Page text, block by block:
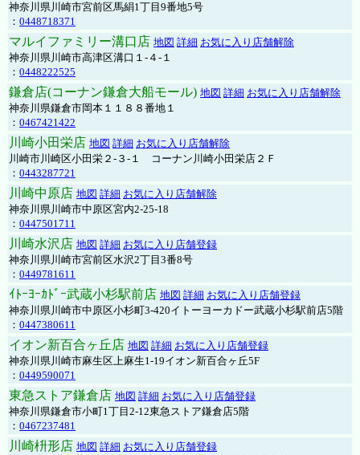
神奈川県川崎市宮前区馬絹1丁目9番地5号
： 0448718371
マルイファミリー溝口店 地図 詳細 お気に入り店舗解除
神奈川県川崎市高津区溝口１-４-１
： 0448222525
鎌倉店(コーナン鎌倉大船モール) 地図 詳細 お気に入り店舗解除
神奈川県鎌倉市岡本１１８８番地１
： 0467421422
川崎小田栄店 地図 詳細 お気に入り店舗解除
川崎市川崎区小田栄２‐３‐１ コーナン川崎小田栄店２Ｆ
： 0443287721
川崎中原店 地図 詳細 お気に入り店舗解除
神奈川県川崎市中原区宮内2-25-18
： 0447501711
川崎水沢店 地図 詳細 お気に入り店舗登録
神奈川県川崎市宮前区水沢2丁目3番8号
： 0449781611
ｲﾄｰﾖｰｶﾄﾞｰ武蔵小杉駅前店 地図 詳細 お気に入り店舗登録
神奈川県川崎市中原区小杉町3-420イトーヨーカドー武蔵小杉駅前店5階
： 0447380611
イオン新百合ヶ丘店 地図 詳細 お気に入り店舗登録
神奈川県川崎市麻生区上麻生1-19イオン新百合ヶ丘5F
： 0449590071
東急ストア鎌倉店 地図 詳細 お気に入り店舗登録
神奈川県鎌倉市小町1丁目2-12東急ストア鎌倉店5階
： 0467237481
川崎枡形店 地図 詳細 お気に入り店舗登録